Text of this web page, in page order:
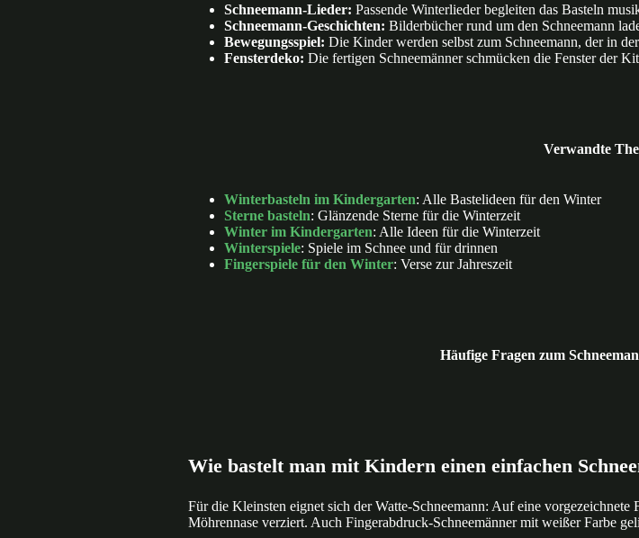
Schneemann-Lieder: Passende Winterlieder begleiten das Basteln
Schneemann-Geschichten: Bilderbücher rund um den Schneemann
Bewegungsspiel: Die Kinder werden selbst zum Schneemann, der in
Fensterdeko: Die fertigen Schneemänner schmücken die Fenster der
Verwandte
Winterbasteln im Kindergarten: Alle Bastelideen für den Winter
Sterne basteln: Glänzende Sterne für die Winterzeit
Winter im Kindergarten: Alle Ideen für die Winterzeit
Winterspiele: Spiele im Schnee und für drinnen
Fingerspiele für den Winter: Verse zur Jahreszeit
Häufige Fragen zum
Wie bastelt man mit Kindern einen einfachen
Für die Kleinsten eignet sich der Watte-Schneemann: Auf eine
Möhrennase verziert. Auch Fingerabdruck-Schneemänner mit weißer Farbe